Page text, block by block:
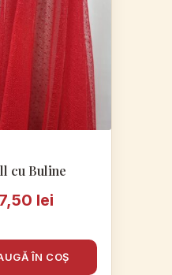
7,50 lei
ÎN COȘ